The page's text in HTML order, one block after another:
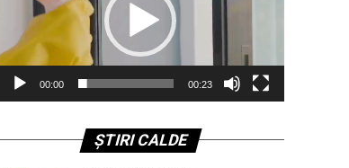
00:00 00:23
ȘTIRI CALDE